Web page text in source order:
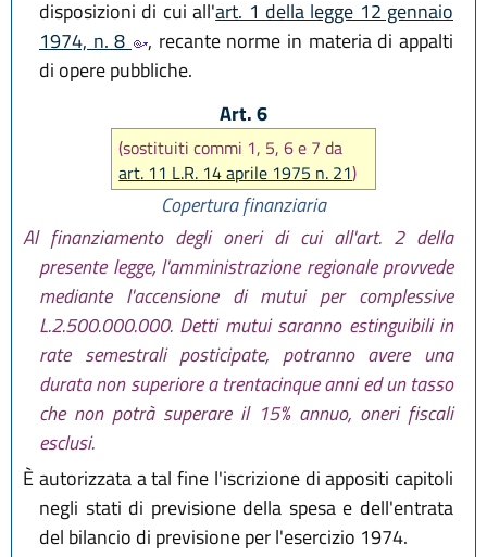
disposizioni di cui all'art. 1 della legge 12 gennaio
1974, n. 8
, recante norme in materia di appalti
di opere pubbliche.
Art. 6
(sostituiti commi 1, 5, 6 e 7 da
art. 11 L.R. 14 aprile 1975 n. 21)
Copertura finanziaria
Al finanziamento degli oneri di cui all'art. 2 della
presente legge, l'amministrazione regionale provvede
mediante l'accensione di mutui per complessive
L.2.500.000.000. Detti mutui saranno estinguibili in
rate semestrali posticipate, potranno avere una
durata non superiore a trentacinque anni ed un tasso
che non potrà superare il 15% annuo, oneri fiscali
esclusi.
È autorizzata a tal fine l'iscrizione di appositi capitoli
negli stati di previsione della spesa e dell'entrata
del bilancio di previsione per l'esercizio 1974.